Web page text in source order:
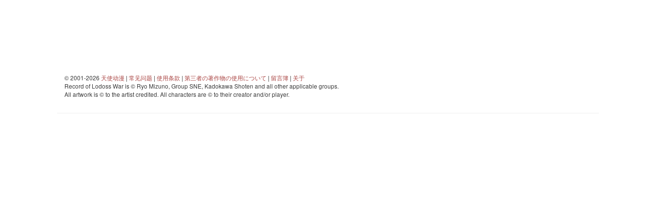
© 2001-2026 天使动漫 | 常见问题 | 使用条款 | 第三者の著作物の使用について | 留言簿 | 关于
Record of Lodoss War is © Ryo Mizuno, Group SNE, Kadokawa Shoten and all other applicable groups.
All artwork is © to the artist credited. All characters are © to their creator and/or player.